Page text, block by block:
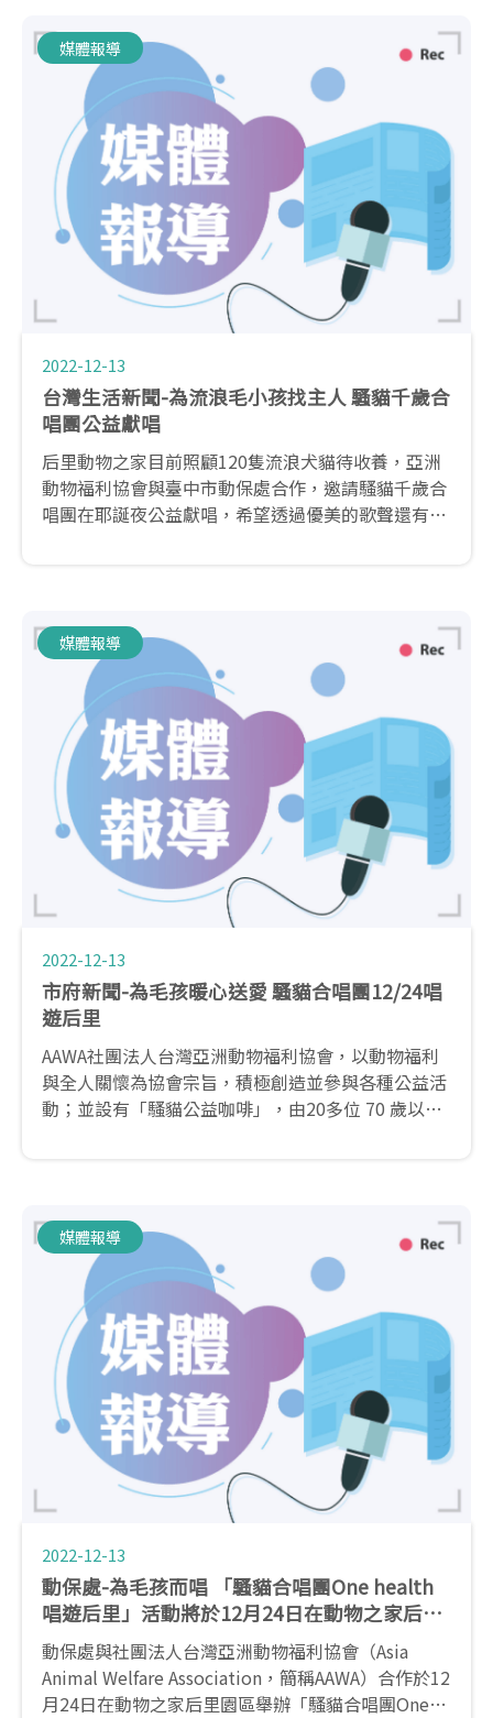
媒體報導
2022-12-13
台灣生活新聞-為流浪毛小孩找主人 騷貓千歲合
唱團公益獻唱
后里動物之家目前照顧120隻流浪犬貓待收養，亞洲
動物福利協會與臺中市動保處合作，邀請騷貓千歲合
唱團在耶誕夜公益獻唱，希望透過優美的歌聲還有充
媒體報導
2022-12-13
市府新聞-為毛孩暖心送愛 騷貓合唱團12/24唱
遊后里
AAWA社團法人台灣亞洲動物福利協會，以動物福利
與全人關懷為協會宗旨，積極創造並參與各種公益活
動；並設有「騷貓公益咖啡」，由20多位 70 歲以上
health唱遊后里」公益音樂會，揭開溫馨序幕。
媒體報導
2022-12-13
動保處-為毛孩而唱 「騷貓合唱團One health
唱遊后里」活動將於12月24日在動物之家后里
園區暖心送愛!
動保處與社團法人台灣亞洲動物福利協會（Asia
Animal Welfare Association，簡稱AAWA）合作於12
月24日在動物之家后里園區舉辦「騷貓合唱團One